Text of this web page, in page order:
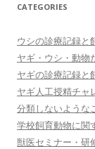
CATEGORIES
ウシの診療記録と
ヤギ・ウシ・動物
ヤギの診療記録と
ヤギ人工授精チャ
分類しないような
学校飼育動物に関
獣医セミナー・研